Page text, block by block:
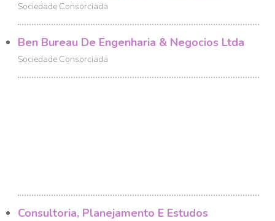
Sociedade Consorciada
Ben Bureau De Engenharia & Negocios Ltda
Sociedade Consorciada
Consultoria, Planejamento E Estudos